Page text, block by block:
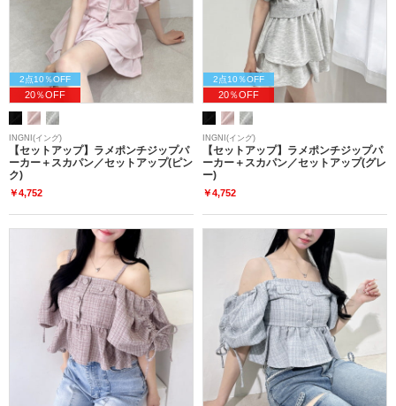
2点10％OFF
20％OFF
INGNI(イング)
【セットアップ】ラメポンチジップパ
ーカー＋スカパン／セットアップ(ピン
ク)
￥4,752
2点10％OFF
20％OFF
INGNI(イング)
【セットアップ】ラメポンチジップパ
ーカー＋スカパン／セットアップ(グレ
ー)
￥4,752